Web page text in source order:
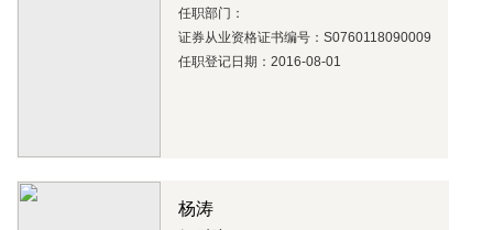
任职部门：
证券从业资格证书编号：S0760118090009
任职登记日期：2016-08-01
杨涛